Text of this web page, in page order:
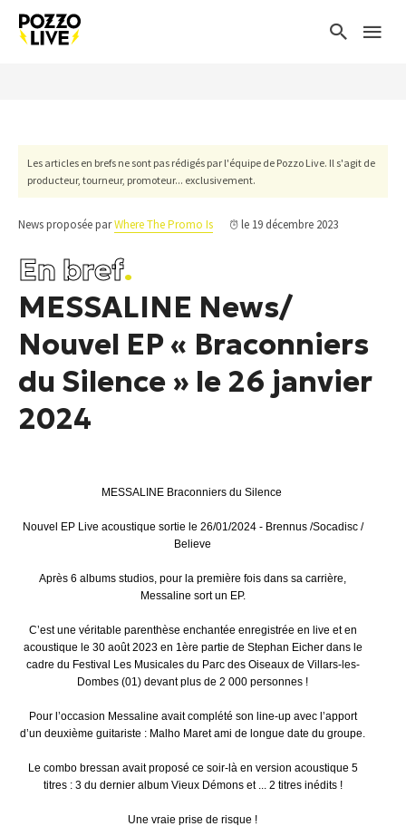
Les articles en brefs ne sont pas rédigés par l'équipe de Pozzo Live. Il s'agit de
producteur, tourneur, promoteur... exclusivement.
News proposée parWhere The Promo Is le 19 décembre 2023
En bref.
MESSALINE News/
Nouvel EP « Braconniers
du Silence » le 26 janvier
2024
MESSALINE Braconniers du Silence
Nouvel EP Live acoustique sortie le 26/01/2024 - Brennus /Socadisc /
Believe
Après 6 albums studios, pour la première fois dans sa carrière,
Messaline sort un EP.
C’est une véritable parenthèse enchantée enregistrée en live et en
acoustique le 30 août 2023 en 1ère partie de Stephan Eicher dans le
cadre du Festival Les Musicales du Parc des Oiseaux de Villars-les-
Dombes (01) devant plus de 2 000 personnes !
Pour l’occasion Messaline avait complété son line-up avec l’apport
d’un deuxième guitariste : Malho Maret ami de longue date du groupe.
Le combo bressan avait proposé ce soir-là en version acoustique 5
titres : 3 du dernier album Vieux Démons et ... 2 titres inédits !
Une vraie prise de risque !